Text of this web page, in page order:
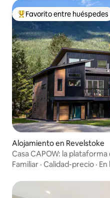
Favorito entre huéspedes
Favorito entre huéspedes
Alojamiento en Revelstoke
Casa CAPOW: la
aventura
Familiar · Calidad-precio ·